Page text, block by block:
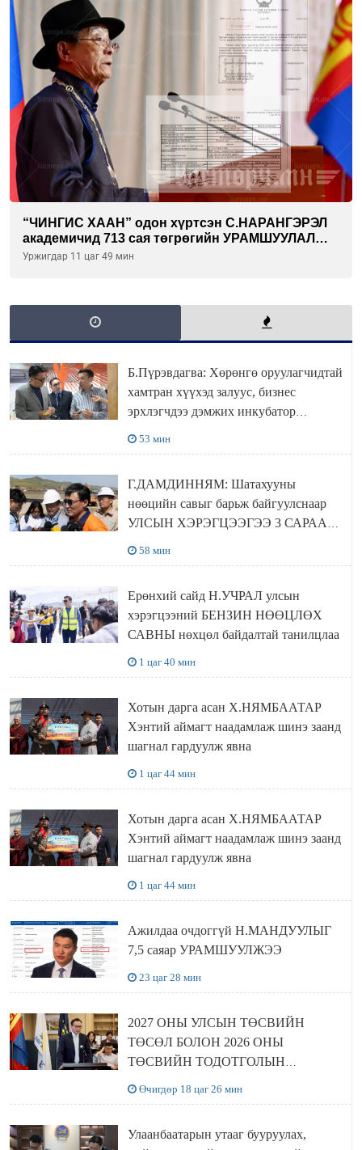
“ЧИНГИС ХААН” одон хүртсэн С.НАРАНГЭРЭЛ
академичид 713 сая төгрөгийн УРАМШУУЛАЛ
олгожээ
Уржигдар 11 цаг 49 мин
Б.Пүрэвдагва: Хөрөнгө оруулагчидтай
хамтран хүүхэд залуус, бизнес
эрхлэгчдээ дэмжих инкубатор
төвүүдийг хотын захын хорооллуудад
байгуулна
53 мин
Г.ДАМДИННЯМ: Шатахууны
нөөцийн савыг барьж байгуулснаар
УЛСЫН ХЭРЭГЦЭЭГЭЭ 3 САРААР
НӨӨЦЛӨДӨГ болно
58 мин
Ерөнхий сайд Н.УЧРАЛ улсын
хэрэгцээний БЕНЗИН НӨӨЦЛӨХ
САВНЫ нөхцөл байдалтай танилцлаа
1 цаг 40 мин
Хотын дарга асан Х.НЯМБААТАР
Хэнтий аймагт наадамлаж шинэ заанд
шагнал гардуулж явна
1 цаг 44 мин
Хотын дарга асан Х.НЯМБААТАР
Хэнтий аймагт наадамлаж шинэ заанд
шагнал гардуулж явна
1 цаг 44 мин
Ажилдаа очдоггүй Н.МАНДУУЛЫГ
7,5 саяар УРАМШУУЛЖЭЭ
23 цаг 28 мин
2027 ОНЫ УЛСЫН ТӨСВИЙН
ТӨСӨЛ БОЛОН 2026 ОНЫ
ТӨСВИЙН ТОДОТГОЛЫН
ТӨСЛИЙН ОЛОН НИЙТИЙН
ХЭЛЭЛЦҮҮЛЭГ БОЛЛОО
Өчигдөр 18 цаг 26 мин
Улаанбаатарын утааг бууруулах,